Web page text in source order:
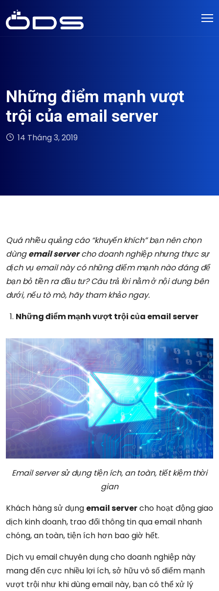
Những điểm mạnh vượt
trội của email server
14 Tháng 3, 2019
Quá nhiều quảng cáo “khuyến khích” bạn nên chọn
dùngemail servercho doanh nghiệp nhưng thực sự
dịch vụ email này có những điểm mạnh nào đáng để
bạn bỏ tiền ra đầu tư? Câu trả lời nằm ở nội dung bên
dưới, nếu tò mò, hãy tham khảo ngay.
Những điểm mạnh vượt trội của email server
Email server sử dụng tiện ích, an toàn, tiết kiệm thời
gian
Khách hàng sử dụng email servercho hoạt động giao
dịch kinh doanh, trao đổi thông tin qua email nhanh
chóng, an toàn, tiện ích hơn bao giờ hết.
Dịch vụ email chuyên dụng cho doanh nghiệp này
mang đến cực nhiều lợi ích, sở hữu vô số điểm mạnh
vượt trội như khi dùng email này, bạn có thể xử lý